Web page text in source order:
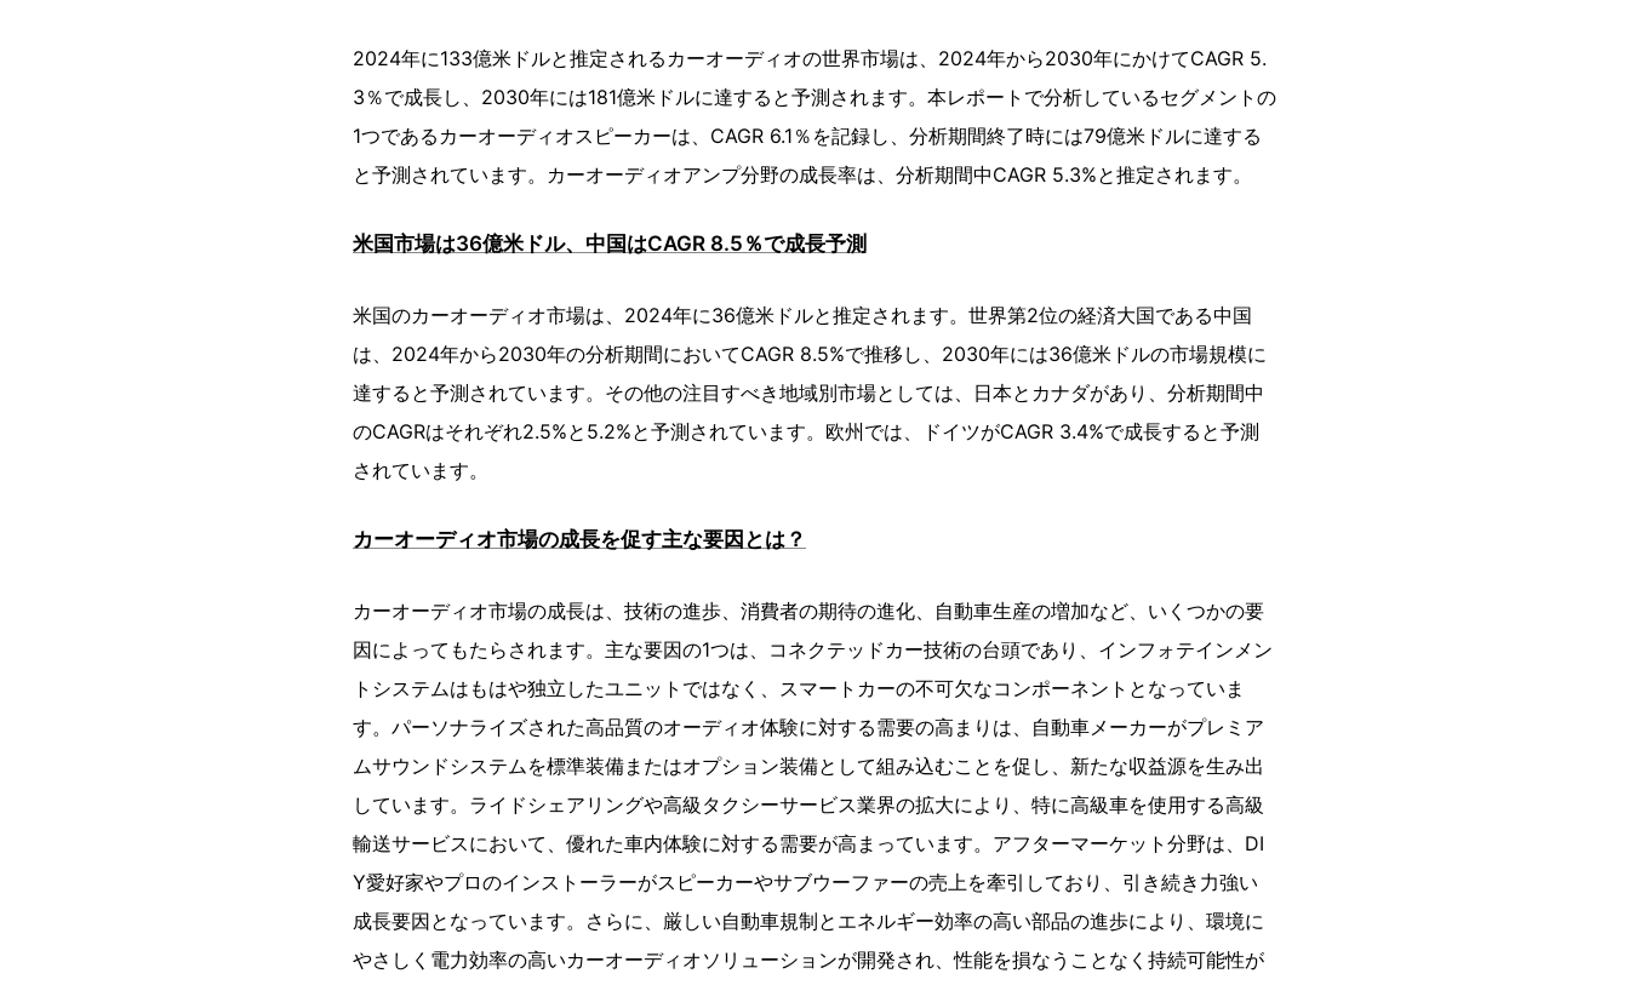
2024年に133億米ドルと推定されるカーオーディオの世界市場は、2024年から2030年にかけてCAGR 5.
3％で成長し、2030年には181億米ドルに達すると予測されます。本レポートで分析しているセグメントの
1つであるカーオーディオスピーカーは、CAGR 6.1％を記録し、分析期間終了時には79億米ドルに達する
と予測されています。カーオーディオアンプ分野の成長率は、分析期間中CAGR 5.3%と推定されます。
米国市場は36億米ドル、中国はCAGR 8.5％で成長予測
米国のカーオーディオ市場は、2024年に36億米ドルと推定されます。世界第2位の経済大国である中国
は、2024年から2030年の分析期間においてCAGR 8.5%で推移し、2030年には36億米ドルの市場規模に
達すると予測されています。その他の注目すべき地域別市場としては、日本とカナダがあり、分析期間中
のCAGRはそれぞれ2.5%と5.2%と予測されています。欧州では、ドイツがCAGR 3.4%で成長すると予測
されています。
カーオーディオ市場の成長を促す主な要因とは？
カーオーディオ市場の成長は、技術の進歩、消費者の期待の進化、自動車生産の増加など、いくつかの要
因によってもたらされます。主な要因の1つは、コネクテッドカー技術の台頭であり、インフォテインメン
トシステムはもはや独立したユニットではなく、スマートカーの不可欠なコンポーネントとなっていま
す。パーソナライズされた高品質のオーディオ体験に対する需要の高まりは、自動車メーカーがプレミア
ムサウンドシステムを標準装備またはオプション装備として組み込むことを促し、新たな収益源を生み出
しています。ライドシェアリングや高級タクシーサービス業界の拡大により、特に高級車を使用する高級
輸送サービスにおいて、優れた車内体験に対する需要が高まっています。アフターマーケット分野は、DI
Y愛好家やプロのインストーラーがスピーカーやサブウーファーの売上を牽引しており、引き続き力強い
成長要因となっています。さらに、厳しい自動車規制とエネルギー効率の高い部品の進歩により、環境に
やさしく電力効率の高いカーオーディオソリューションが開発され、性能を損なうことなく持続可能性が